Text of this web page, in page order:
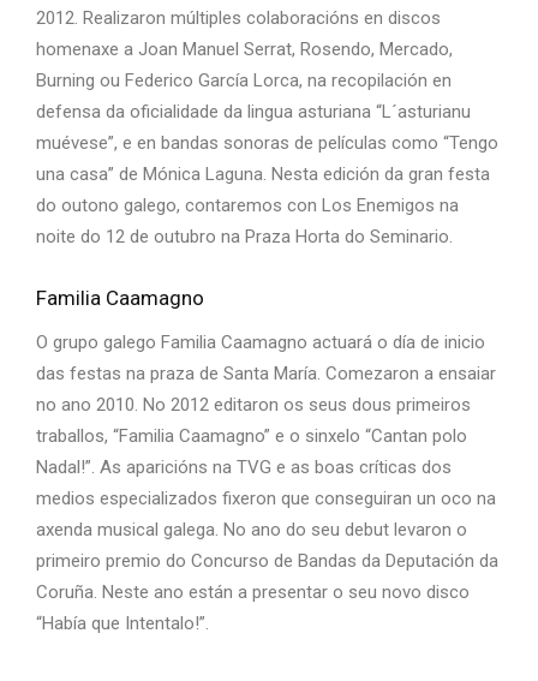
2012. Realizaron múltiples colaboracións en discos
homenaxe a Joan Manuel Serrat, Rosendo, Mercado,
Burning ou Federico García Lorca, na recopilación en
defensa da oficialidade da lingua asturiana “L´asturianu
muévese”, e en bandas sonoras de películas como “Tengo
una casa” de Mónica Laguna. Nesta edición da gran festa
do outono galego, contaremos con Los Enemigos na
noite do 12 de outubro na Praza Horta do Seminario.
Familia Caamagno
O grupo galego Familia Caamagno actuará o día de inicio
das festas na praza de Santa María. Comezaron a ensaiar
no ano 2010. No 2012 editaron os seus dous primeiros
traballos, “Familia Caamagno” e o sinxelo “Cantan polo
Nadal!”. As aparicións na TVG e as boas críticas dos
medios especializados fixeron que conseguiran un oco na
axenda musical galega. No ano do seu debut levaron o
primeiro premio do Concurso de Bandas da Deputación da
Coruña. Neste ano están a presentar o seu novo disco
“Había que Intentalo!”.